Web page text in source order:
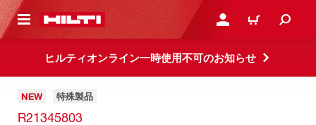
内容を表示 ログイン・新規オンライ
カート
ヒルティオンライン一時使用不可のお知らせ
NEW 特殊製品
R21345803